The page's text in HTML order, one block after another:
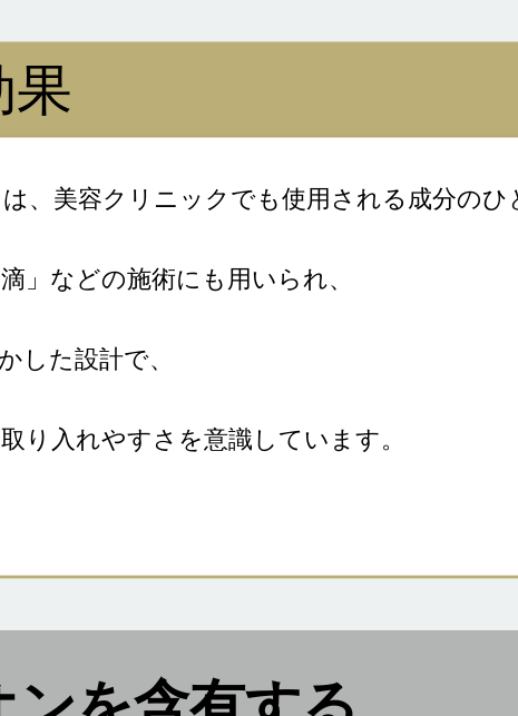
果
、美容クリニックでも使用される成分のひ
」などの施術にも用いられ、
した設計で、
り入れやすさを意識しています。